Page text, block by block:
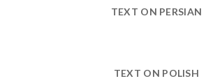
TEXT ON PERSIAN
TEXT ON POLISH